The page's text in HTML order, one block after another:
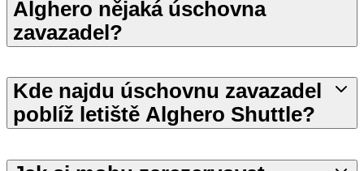
Alghero nějaká úschovna
zavazadel?
Kde najdu úschovnu zavazadel
poblíž letiště Alghero Shuttle?